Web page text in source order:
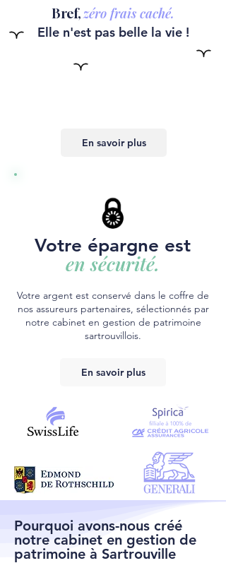
Bref,zéro frais caché.
Elle n'est pas belle la vie !
En savoir plus
Votre épargne est
en sécurité.
Votre argent est conservé dans le coffre de
nos assureurs partenaires, sélectionnés par
notre cabinet en gestion de patrimoine
sartrouvillois.
En savoir plus
Pourquoi avons-nous créé
notre cabinet en gestion de
patrimoine à Sartrouville